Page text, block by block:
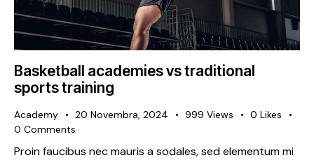
Basketball academies vs traditional
sports training
Academy 20 Novembra, 2024 999 Views 0 Likes
0 Comments
Proin faucibus nec mauris a sodales, sed elementum mi